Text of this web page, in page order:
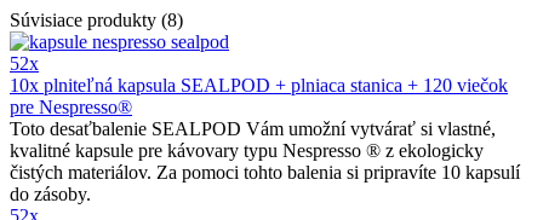
Súvisiace produkty (8)
52x
10x plniteľná kapsula SEALPOD + plniaca stanica + 120 viečok
pre Nespresso®
Toto desaťbalenie SEALPOD Vám umožní vytvárať si vlastné,
kvalitné kapsule pre kávovary typu Nespresso ® z ekologicky
čistých materiálov. Za pomoci tohto balenia si pripravíte 10 kapsulí
do zásoby.
52x